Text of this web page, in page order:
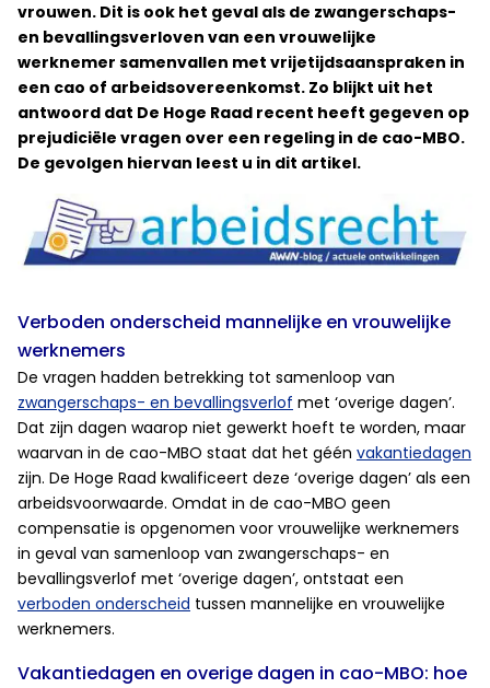
vrouwen. Dit is ook het geval als de zwangerschaps-
en bevallingsverloven van een vrouwelijke
werknemer samenvallen met vrijetijdsaanspraken in
een cao of arbeidsovereenkomst. Zo blijkt uit het
antwoord dat De Hoge Raad recent heeft gegeven op
prejudiciële vragen over een regeling in de cao-MBO.
De gevolgen hiervan leest u in dit artikel.
Verboden onderscheid mannelijke en vrouwelijke
werknemers
De vragen hadden betrekking tot samenloop van
zwangerschaps- en bevallingsverlof met ‘overige dagen’.
Dat zijn dagen waarop niet gewerkt hoeft te worden, maar
waarvan in de cao-MBO staat dat het géén vakantiedagen
zijn. De Hoge Raad kwalificeert deze ‘overige dagen’ als een
arbeidsvoorwaarde. Omdat in de cao-MBO geen
compensatie is opgenomen voor vrouwelijke werknemers
in geval van samenloop van zwangerschaps- en
bevallingsverlof met ‘overige dagen’, ontstaat een
verboden onderscheid tussen mannelijke en vrouwelijke
werknemers.
Vakantiedagen en overige dagen in cao-MBO: hoe